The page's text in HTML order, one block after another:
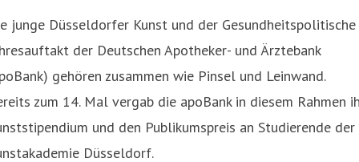
junge Düsseldorfer Kunst und der Gesundheitspolitische
der Deutschen Apotheker- und Ärztebank
gehören zusammen wie Pinsel und Leinwand.
zum 14. Mal vergab die apoBank in diesem Rahmen
und den Publikumspreis an Studierende der
Düsseldorf.